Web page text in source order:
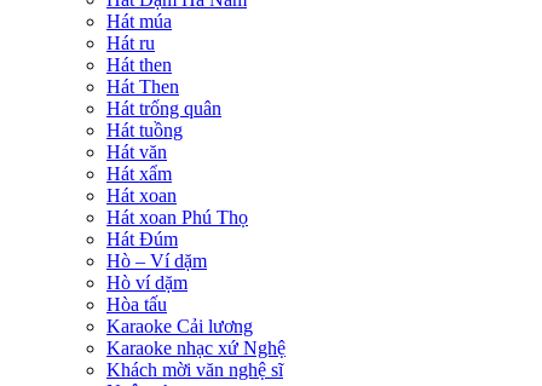
Hát múa
Hát ru
Hát then
Hát Then
Hát trống quân
Hát tuồng
Hát văn
Hát xẩm
Hát xoan
Hát xoan Phú Thọ
Hát Đúm
Hò – Ví dặm
Hò ví dặm
Hòa tấu
Karaoke Cải lương
Karaoke nhạc xứ Nghệ
Khách mời văn nghệ sĩ